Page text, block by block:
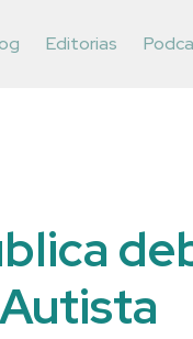
Editorias